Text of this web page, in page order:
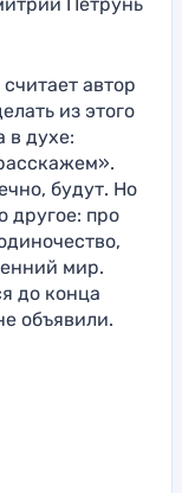
Петрунь
автор
из этого
в духе:
будут. Но
другое: про
мир.
до конца
объявили.